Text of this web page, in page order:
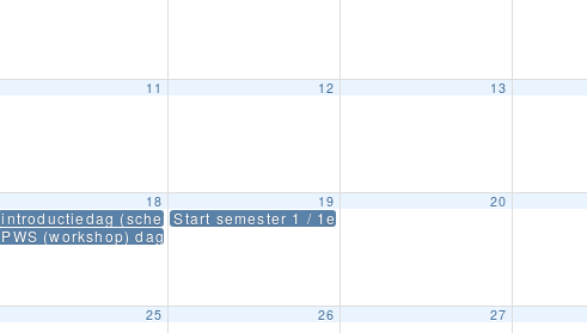
11 12 13
18
introductiedag (schema volgt)
PWS (workshop) dag 5h/6v
19
Start semester 1 / 1e reguliere lesdag leerjaar 3 t/m 6
20
25 26 27